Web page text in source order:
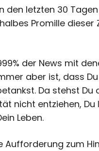
den letzten 30
Promille
der News mit
aber ist, dass
Da stehst Du
nicht entziehen,
Leben.
zum